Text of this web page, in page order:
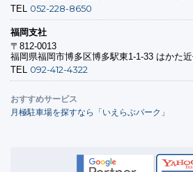
TEL 052-228-8650
福岡支社
〒812-0013
福岡県福岡市博多区博多駅東1-1-33 はかた
TEL 092-412-4322
おすすめサービス
月極駐車場を探すなら「いえらぶパーク」